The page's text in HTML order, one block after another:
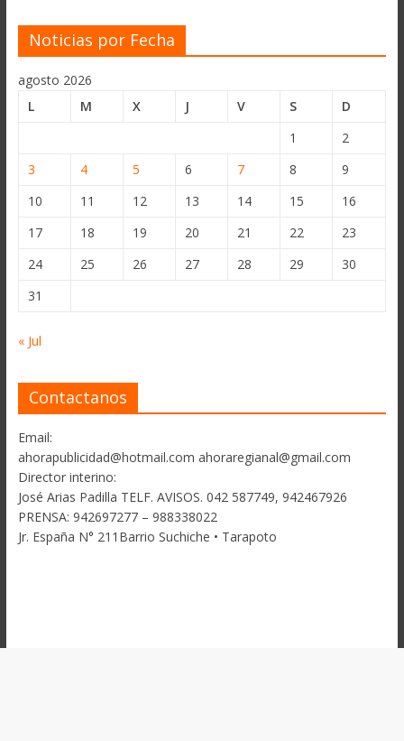
Noticias por Fecha
agosto 2026
L
M X J V S
D
1
2
3
4 5 6 7 8
9
10
11 12 13 14 15
16
17
18 19 20 21 22
23
24
25 26 27 28 29
30
31
« Jul
Contactanos
Email:
ahorapublicidad@hotmail.com ahoraregianal@gmail.com
Director interino:
José Arias Padilla TELF. AVISOS. 042 587749, 942467926
PRENSA: 942697277 – 988338022
Jr. España N° 211Barrio Suchiche • Tarapoto